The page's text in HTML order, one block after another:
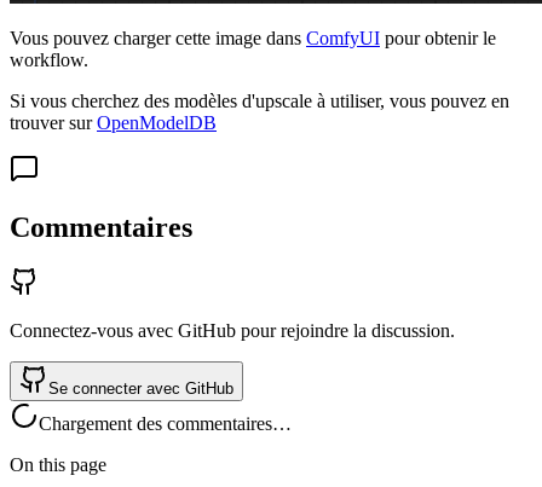
Vous pouvez charger cette image dans ComfyUI pour obtenir le
workflow.
Si vous cherchez des modèles d'upscale à utiliser, vous pouvez en
trouver surOpenModelDB
Commentaires
Connectez-vous avec GitHub pour rejoindre la discussion.
Se connecter avec GitHub
Chargement des commentaires…
On this page